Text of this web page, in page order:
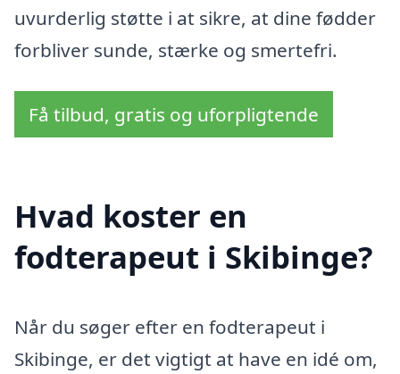
uvurderlig støtte i at sikre, at dine fødder
forbliver sunde, stærke og smertefri.
Få tilbud, gratis og uforpligtende
Hvad koster en
fodterapeut i Skibinge?
Når du søger efter en fodterapeut i
Skibinge, er det vigtigt at have en idé om,